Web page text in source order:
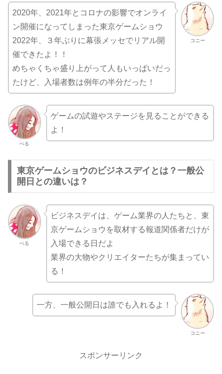
コニー
2020年、2021年とコロナの影響でオンライ
ン開催になってしまった東京ゲームショウ
2022年、３年ぶりに幕張メッセでリアル開
催できたよ！！
めちゃくちゃ盛り上がって人もいっぱいだっ
たけど、入場者数は例年の半分だった！
べる
ゲームの試遊やステージを見ることができる
よ！
東京ゲームショウのビジネスデイとは？一般公
開日との違いは？
べる
ビジネスデイは、ゲーム業界の人たちと、東
京ゲームショウを取材する報道関係者だけが
入場できる日だよ
業界の大物やクリエイターたちが集まってい
る！
コニー
一方、一般公開日は誰でも入れるよ！
スポンサーリンク